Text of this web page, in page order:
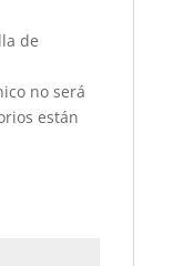
de
no será
están